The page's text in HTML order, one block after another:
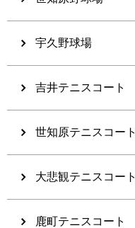
宇久野球場
吉井テニスコート
世知原テニスコート
大悲観テニスコート
鹿町テニスコート